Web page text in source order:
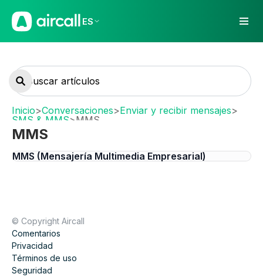
ES
Inicio>Conversaciones>Enviar y recibir mensajes>
SMS & MMS>MMS
MMS
MMS (Mensajería Multimedia Empresarial)
© Copyright Aircall
Comentarios
Privacidad
Términos de uso
Seguridad